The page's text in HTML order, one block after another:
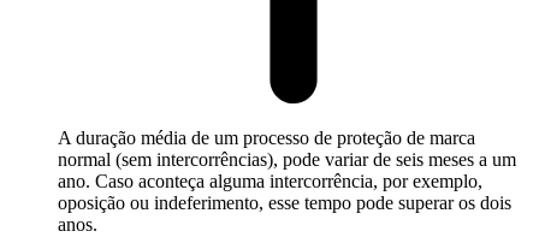
A duração média de um processo de proteção de marca
normal (sem intercorrências), pode variar de seis meses a um
ano. Caso aconteça alguma intercorrência, por exemplo,
oposição ou indeferimento, esse tempo pode superar os dois
anos.